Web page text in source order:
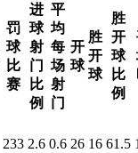
罚
球
比
赛
进
球
射
门
比
例
平
均
每
场
射
门
开
球
胜
开
球
胜
开
球
比
例
233 2.6 0.6 26 16 61.5